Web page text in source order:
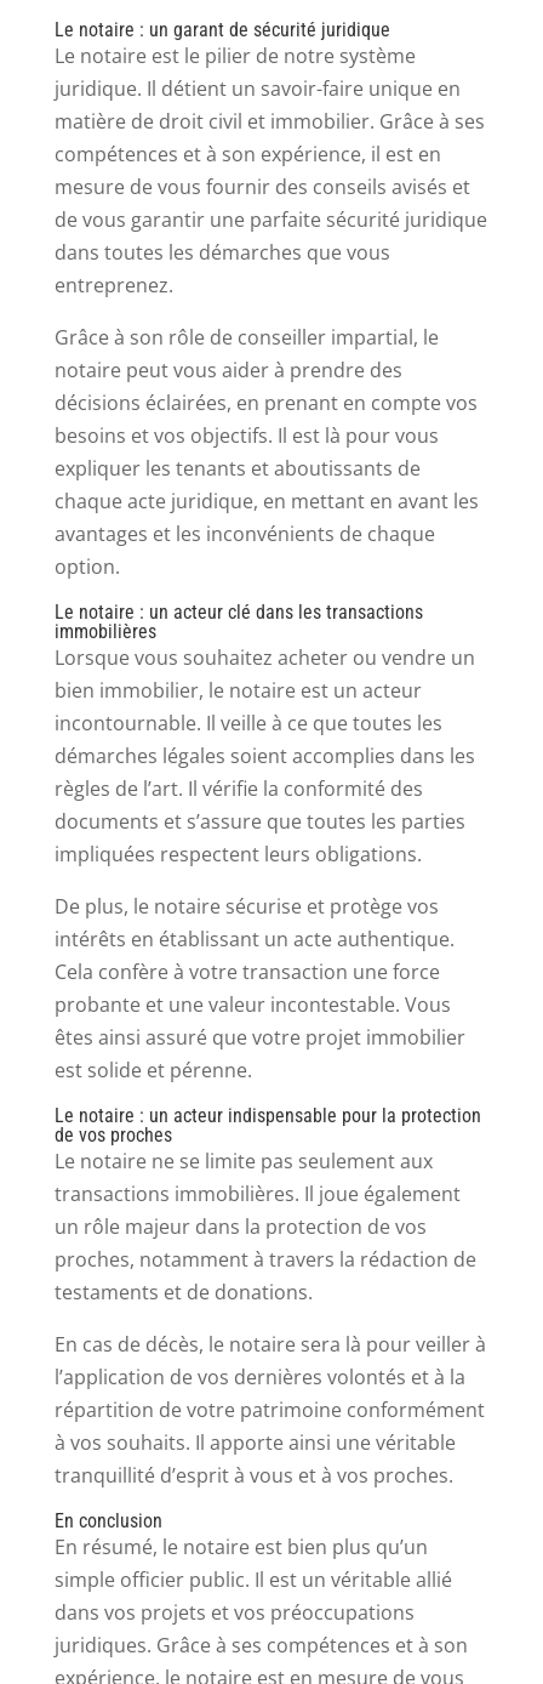
Le notaire : un garant de sécurité juridique
Le notaire est le pilier de notre système
juridique. Il détient un savoir-faire unique en
matière de droit civil et immobilier. Grâce à ses
compétences et à son expérience, il est en
mesure de vous fournir des conseils avisés et
de vous garantir une parfaite sécurité juridique
dans toutes les démarches que vous
entreprenez.
Grâce à son rôle de conseiller impartial, le
notaire peut vous aider à prendre des
décisions éclairées, en prenant en compte vos
besoins et vos objectifs. Il est là pour vous
expliquer les tenants et aboutissants de
chaque acte juridique, en mettant en avant les
avantages et les inconvénients de chaque
option.
Le notaire : un acteur clé dans les transactions
immobilières
Lorsque vous souhaitez acheter ou vendre un
bien immobilier, le notaire est un acteur
incontournable. Il veille à ce que toutes les
démarches légales soient accomplies dans les
règles de l’art. Il vérifie la conformité des
documents et s’assure que toutes les parties
impliquées respectent leurs obligations.
De plus, le notaire sécurise et protège vos
intérêts en établissant un acte authentique.
Cela confère à votre transaction une force
probante et une valeur incontestable. Vous
êtes ainsi assuré que votre projet immobilier
est solide et pérenne.
Le notaire : un acteur indispensable pour la protection
de vos proches
Le notaire ne se limite pas seulement aux
transactions immobilières. Il joue également
un rôle majeur dans la protection de vos
proches, notamment à travers la rédaction de
testaments et de donations.
En cas de décès, le notaire sera là pour veiller à
l’application de vos dernières volontés et à la
répartition de votre patrimoine conformément
à vos souhaits. Il apporte ainsi une véritable
tranquillité d’esprit à vous et à vos proches.
En conclusion
En résumé, le notaire est bien plus qu’un
simple officier public. Il est un véritable allié
dans vos projets et vos préoccupations
juridiques. Grâce à ses compétences et à son
expérience, le notaire est en mesure de vous